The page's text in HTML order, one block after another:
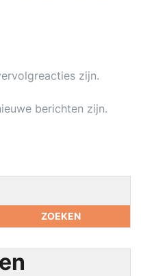
zijn.
berichten zijn.
ZOEKEN